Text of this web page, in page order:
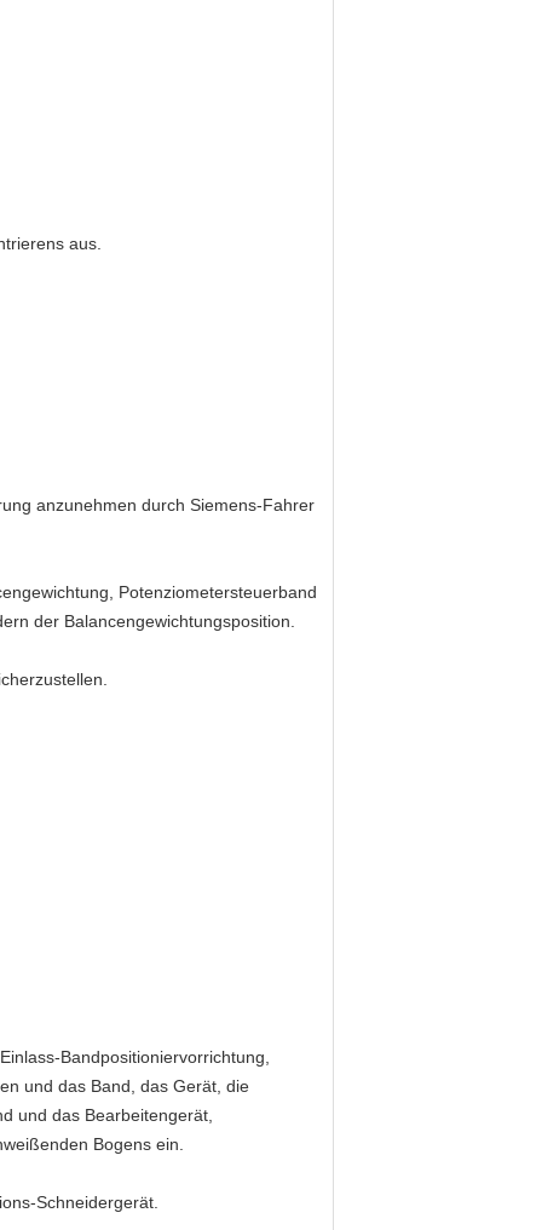
aus.
anzunehmen durch Siemens-Fahrer
Potenziometersteuerband
der Balancengewichtungsposition.
Bandpositioniervorrichtung,
und das Band, das Gerät, die
und das Bearbeitengerät,
Bogens ein.
Schneidergerät.